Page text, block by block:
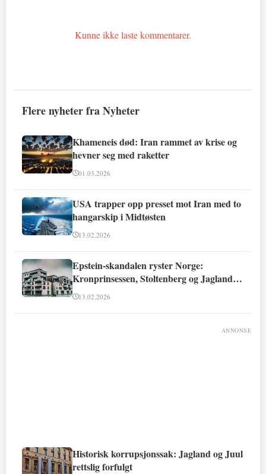
Kunne ikke laste kommentarer.
Flere nyheter fra Nyheter
Khameneis død: Iran rammet av krise og
hevner seg med raketter
01.03.2026
USA trapper opp presset mot Iran med to
hangarskip i Midtøsten
13.02.2026
Epstein-skandalen ryster Norge:
Kronprinsessen, Stoltenberg og Jagland
involvert
13.02.2026
ANNONSE
Historisk korrupsjonssak: Jagland og Juul
rettslig forfulgt